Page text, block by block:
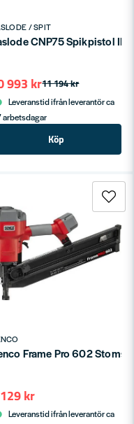
34G (50-90mm)
/ SPIT
CNP75 Spikpistol
11 194 kr
993 kr
Leveranstid ifrån leverantör ca
arbetsdagar
Köp
34° (50-100mm)
Frame Pro 602
kr
Leveranstid ifrån leverantör ca